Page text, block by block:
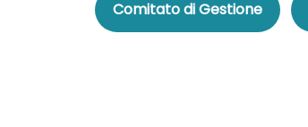
Comitato di Gestione